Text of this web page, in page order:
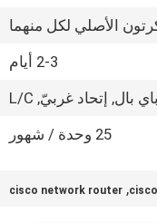
الأصلي لكل منهما
2-3 أيام
25 وحدة / شهور
,
cisco network router